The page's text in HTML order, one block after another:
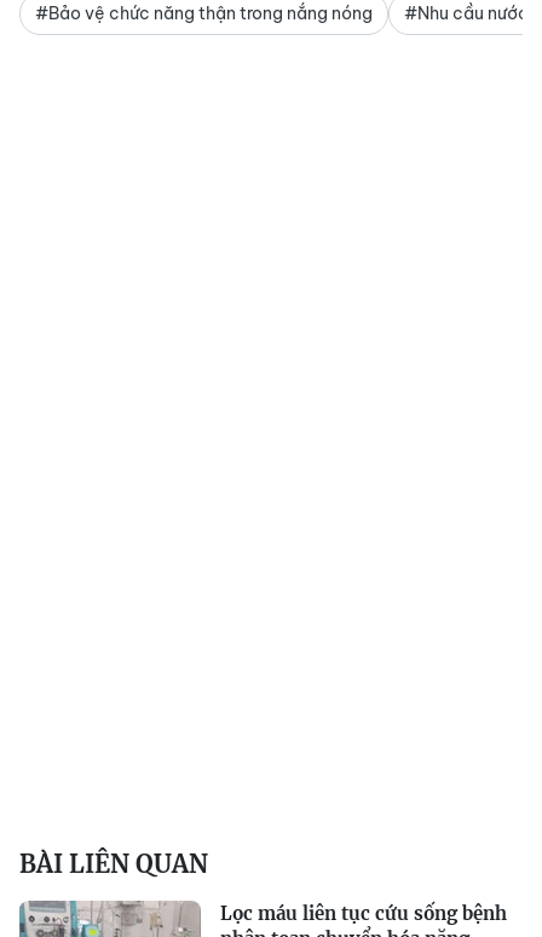
#Bảo vệ chức năng thận trong nắng nóng #Nhu cầu nước
BÀI LIÊN QUAN
Lọc máu liên tục cứu sống bệnh